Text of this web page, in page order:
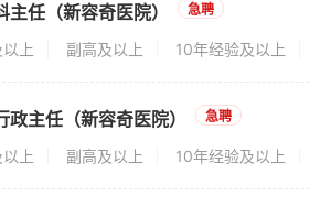
主任（新容奇医院） 急聘
上 副高及以上 10年经验及以上
政主任（新容奇医院） 急聘
上 副高及以上 10年经验及以上